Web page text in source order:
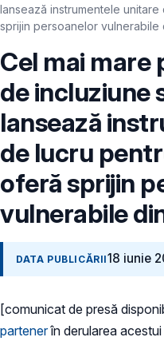
lansează instrumentele
sprijin persoanelor vulnerabile
Cel mai mare
de incluziune
lansează
de lucru
oferă sprijin
vulnerabile
DATA PUBLICĂRII18 iunie
[comunicat de presă
partenerîn derularea